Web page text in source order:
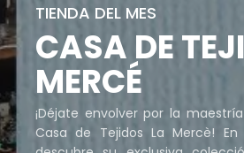
TIENDA DEL MES
CASA DE
MERCÉ
¡Déjate envolver por la
Casa de Tejidos La Mercè!